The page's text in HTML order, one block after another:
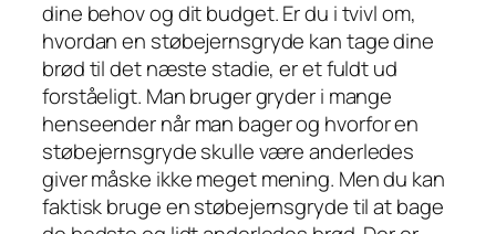
dine behov og dit budget. Er du i tvivl om,
hvordan en støbejernsgryde kan tage dine
brød til det næste stadie, er et fuldt ud
forståeligt. Man bruger gryder i mange
henseender når man bager og hvorfor en
støbejernsgryde skulle være anderledes
giver måske ikke meget mening. Men du kan
faktisk bruge en støbejernsgryde til at bage